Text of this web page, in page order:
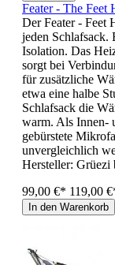
Feater - The Feet
Der Feater - Feet
jeden Schlafsack.
Isolation. Das
sorgt bei
für zusätzliche
etwa eine halbe
Schlafsack die
warm. Als Innen-
gebürstete
unvergleichlich
Hersteller: Grüezi
99,00 €* 119,00
In den Warenkorb